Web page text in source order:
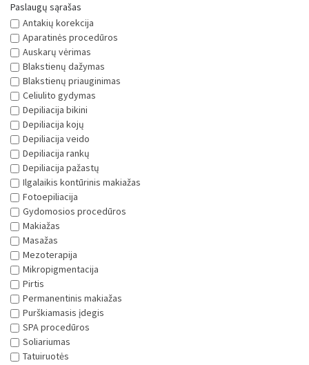
Auskarų vėrimas
Blakstienų dažymas
Blakstienų priauginimas
Celiulito gydymas
Depiliacija bikini
Depiliacija kojų
Depiliacija veido
Depiliacija rankų
Depiliacija pažastų
Ilgalaikis kontūrinis makiažas
Fotoepiliacija
Gydomosios procedūros
Makiažas
Masažas
Mezoterapija
Mikropigmentacija
Pirtis
Permanentinis makiažas
Purškiamasis įdegis
SPA procedūros
Soliariumas
Tatuiruotės
Veido procedūros
Veido valymai
Veido procedūros vyrams